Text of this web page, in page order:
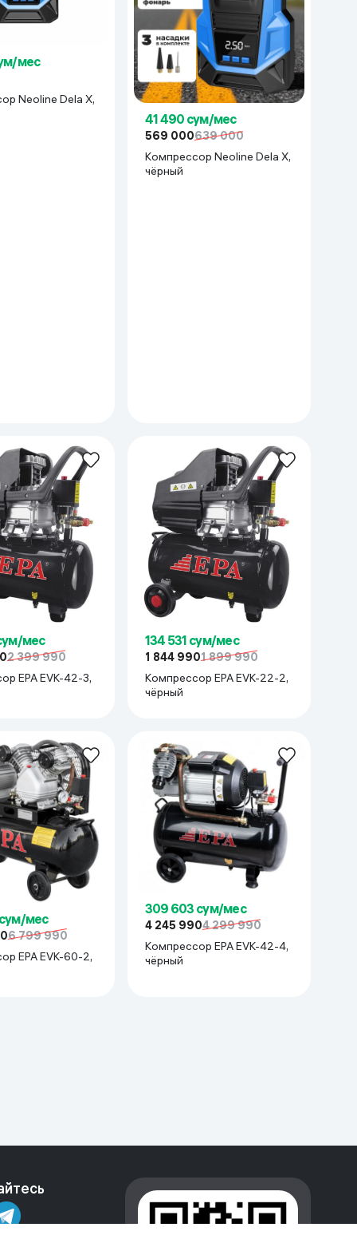
мес
Neoline Dela X,
41 490 сум/мес
569 000639 000
Компрессор Neoline Dela X,
чёрный
мес
2 399 990
EPA EVK-42-3,
134 531 сум/мес
1 844 9901 899 990
Компрессор EPA EVK-22-2,
чёрный
мес
6 799 990
EPA EVK-60-2,
309 603 сум/мес
4 245 9904 299 990
Компрессор EPA EVK-42-4,
чёрный